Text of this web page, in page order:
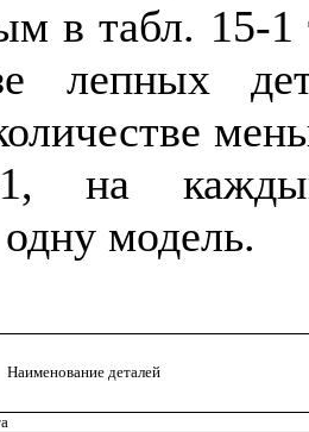
в табл. 15-1
лепных
на
модель.
Наименование деталей